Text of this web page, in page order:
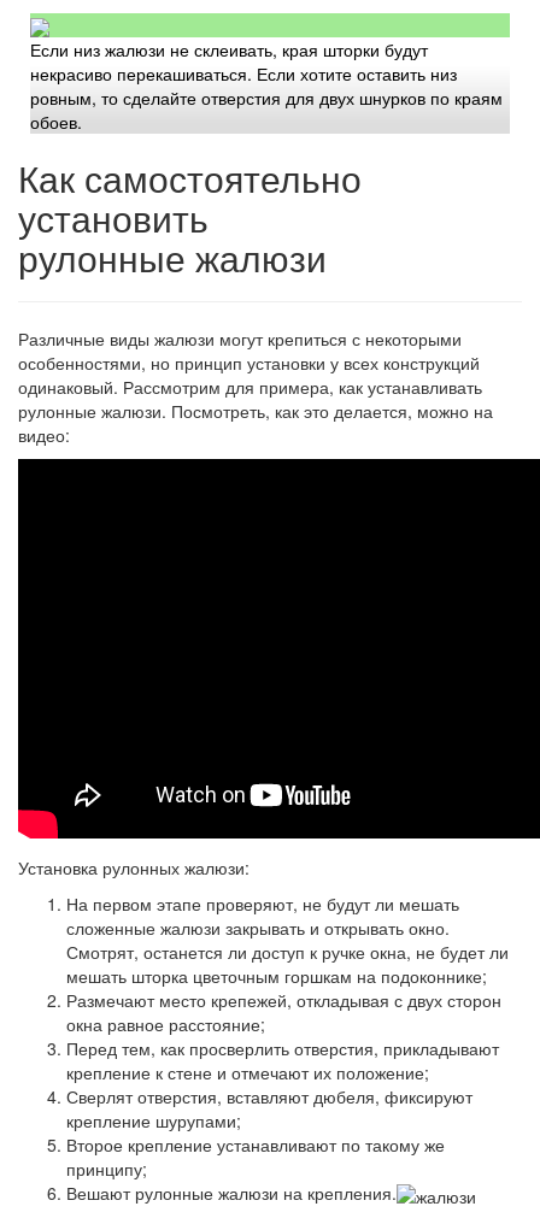
Если низ жалюзи не склеивать, края шторки будут
некрасиво перекашиваться. Если хотите оставить низ
ровным, то сделайте отверстия для двух шнурков по краям
обоев.
Как самостоятельно
установить
рулонные жалюзи
Различные виды жалюзи могут крепиться с некоторыми
особенностями, но принцип установки у всех конструкций
одинаковый. Рассмотрим для примера, как устанавливать
рулонные жалюзи. Посмотреть, как это делается, можно на
видео:
Установка рулонных жалюзи:
На первом этапе проверяют, не будут ли мешать
сложенные жалюзи закрывать и открывать окно.
Смотрят, останется ли доступ к ручке окна, не будет ли
мешать шторка цветочным горшкам на подоконнике;
Размечают место крепежей, откладывая с двух сторон
окна равное расстояние;
Перед тем, как просверлить отверстия, прикладывают
крепление к стене и отмечают их положение;
Сверлят отверстия, вставляют дюбеля, фиксируют
крепление шурупами;
Второе крепление устанавливают по такому же
принципу;
Вешают рулонные жалюзи на крепления.